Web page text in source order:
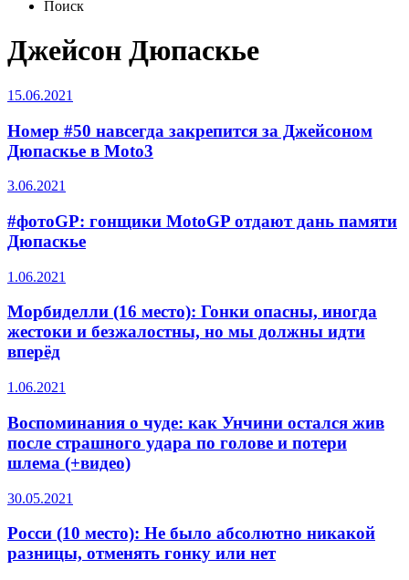
Поиск
Джейсон Дюпаскье
15.06.2021
Номер #50 навсегда закрепится за Джейсоном
Дюпаскье в Moto3
3.06.2021
#фотоGP: гонщики MotoGP отдают дань памяти
Дюпаскье
1.06.2021
Морбиделли (16 место): Гонки опасны, иногда
жестоки и безжалостны, но мы должны идти
вперёд
1.06.2021
Воспоминания о чуде: как Унчини остался жив
после страшного удара по голове и потери
шлема (+видео)
30.05.2021
Росси (10 место): Не было абсолютно никакой
разницы, отменять гонку или нет